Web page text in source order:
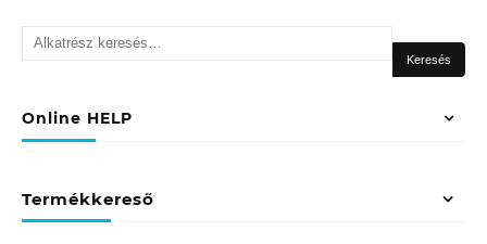
Keresés
Keresés
Online HELP
Termékkereső